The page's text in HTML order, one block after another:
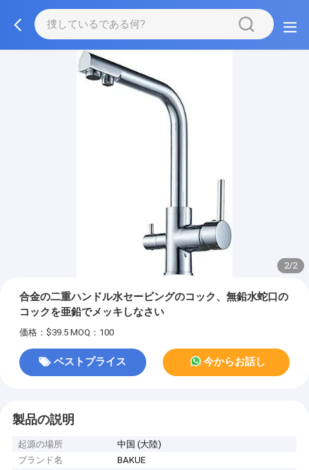
2/2
合金の二重ハンドル水セービングのコック、無鉛水蛇口の
コックを亜鉛でメッキしなさい
価格：$39.5 MOQ：100
ベストプライス 今からお話し
製品の説明
起源の場所
中国 (大陸)
ブランド名
BAKUE